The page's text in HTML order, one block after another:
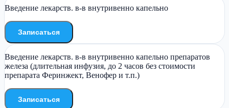
Введение лекарств. в-в внутривенно капельно
Записаться
Введение лекарств. в-в внутривенно капельно препаратов
железа (длительная инфузия, до 2 часов без стоимости
препарата Феринжект, Венофер и т.п.)
Записаться